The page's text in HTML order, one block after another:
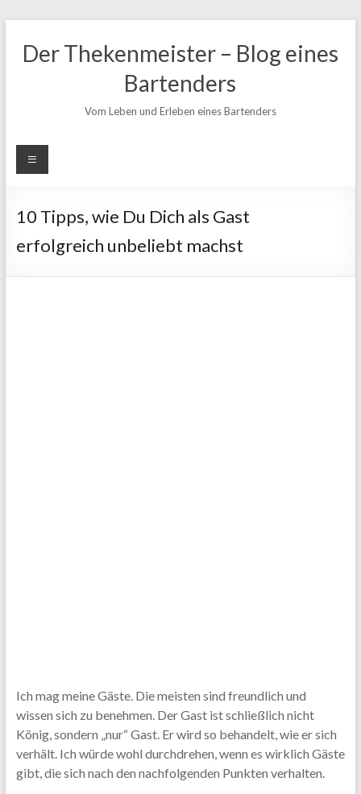
Inhalt
springen
Der Thekenmeister – Blog eines
Bartenders
Vom Leben und Erleben eines Bartenders
10 Tipps, wie Du Dich als Gast
erfolgreich unbeliebt machst
Ich mag meine Gäste. Die meisten sind freundlich und
wissen sich zu benehmen. Der Gast ist schließlich nicht
König, sondern „nur“ Gast. Er wird so behandelt, wie er sich
verhält. Ich würde wohl durchdrehen, wenn es wirklich Gäste
gibt, die sich nach den nachfolgenden Punkten verhalten.